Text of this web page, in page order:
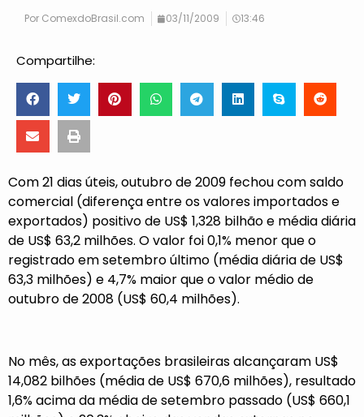
Por ComexdoBrasil.com 03/11/2009 13:46
Compartilhe:
Com 21 dias úteis, outubro de 2009 fechou com saldo
comercial (diferença entre os valores importados e
exportados) positivo de US$ 1,328 bilhão e média diária
de US$ 63,2 milhões. O valor foi 0,1% menor que o
registrado em setembro último (média diária de US$
63,3 milhões) e 4,7% maior que o valor médio de
outubro de 2008 (US$ 60,4 milhões).
No mês, as exportações brasileiras alcançaram US$
14,082 bilhões (média de US$ 670,6 milhões), resultado
1,6% acima da média de setembro passado (US$ 660,1